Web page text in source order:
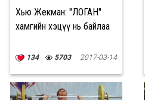
Хью Жекман: "ЛОГАН"
хамгийн хэцүү нь байлаа
134 5703 2017-03-14